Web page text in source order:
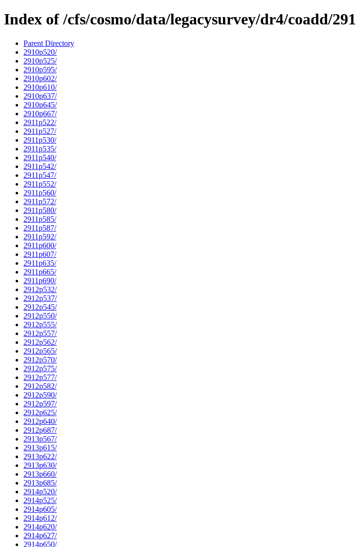
Index of /cfs/cosmo/data/legacysurvey/dr4/coadd/291
Parent Directory
2910p520/
2910p525/
2910p595/
2910p602/
2910p610/
2910p637/
2910p645/
2910p667/
2911p522/
2911p527/
2911p530/
2911p535/
2911p540/
2911p542/
2911p547/
2911p552/
2911p560/
2911p572/
2911p580/
2911p585/
2911p587/
2911p592/
2911p600/
2911p607/
2911p635/
2911p665/
2911p690/
2912p532/
2912p537/
2912p545/
2912p550/
2912p555/
2912p557/
2912p562/
2912p565/
2912p570/
2912p575/
2912p577/
2912p582/
2912p590/
2912p597/
2912p625/
2912p640/
2912p687/
2913p567/
2913p615/
2913p622/
2913p630/
2913p660/
2913p685/
2914p520/
2914p525/
2914p605/
2914p612/
2914p620/
2914p627/
2914p650/